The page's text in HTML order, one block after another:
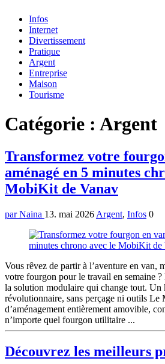
Formulaire
recherche
Infos
Internet
Divertissement
Pratique
Argent
Entreprise
Maison
Tourisme
Catégorie : Argent
Transformez votre
aménagé en 5 minutes
MobiKit de Vanav
par Naina 13. mai 2026 Argent, Infos 0
Vous rêvez de partir à l’aventure en van,
votre fourgon pour le travail en semaine
la solution modulaire qui change tout. Un
révolutionnaire, sans perçage ni outils Le
d’aménagement entièrement amovible,
n’importe quel fourgon utilitaire ...
Découvrez les meilleurs